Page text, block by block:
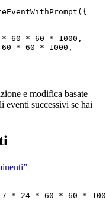
({
* 60 * 60 * 1000 ,
60 * 60 * 1000 ,
e modifica basate
eventi successivi se hai
7 * 24 * 60 * 60 *